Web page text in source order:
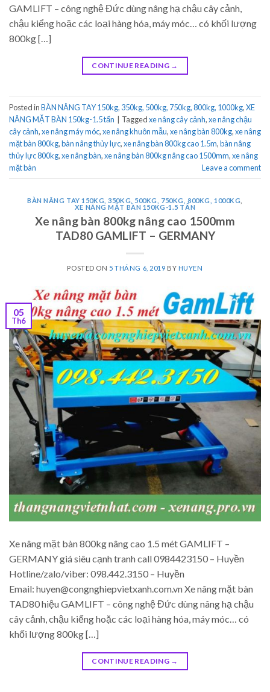
GAMLIFT – công nghệ Đức dùng nâng hạ chậu cây cảnh,
chậu kiểng hoặc các loại hàng hóa, máy móc… có khối lượng
800kg […]
CONTINUE READING →
Posted inBÀN NÂNG TAY 150kg, 350kg, 500kg, 750kg, 800kg, 1000kg,XE
NÂNG MẶT BÀN 150kg-1.5 tấn
Taggedxe nâng cây cảnh,xe nâng chậu
cây cảnh,xe nâng máy móc,xe nâng khuôn mẫu,xe nâng bàn 800kg,xe nâng
mặt bàn 800kg,bàn nâng thủy lực,xe nâng bàn 800kg cao 1.5m,bàn nâng
thủy lực 800kg,xe nâng bàn,xe nâng bàn 800kg nâng cao 1500mm,xe nâng
mặt bàn
Leave a comment
BÀN NÂNG TAY 150KG, 350KG, 500KG, 750KG, 800KG, 1000KG
XE NÂNG MẶT BÀN 150KG-1.5 TẤN
Xe nâng bàn 800kg nâng cao 1500mm
TAD80 GAMLIFT – GERMANY
POSTED ON 5 THÁNG 6, 2019 BY HUYEN
05
Th6
Xe nâng mặt bàn 800kg nâng cao 1.5 mét GAMLIFT –
GERMANY giá siêu cạnh tranh call 0984423150 – Huyền
Hotline/zalo/viber: 098.442.3150 – Huyền
Email: huyen@congnghiepvietxanh.com.vn Xe nâng mặt bàn
TAD80 hiệu GAMLIFT – công nghệ Đức dùng nâng hạ chậu
cây cảnh, chậu kiểng hoặc các loại hàng hóa, máy móc… có
khối lượng 800kg […]
CONTINUE READING →